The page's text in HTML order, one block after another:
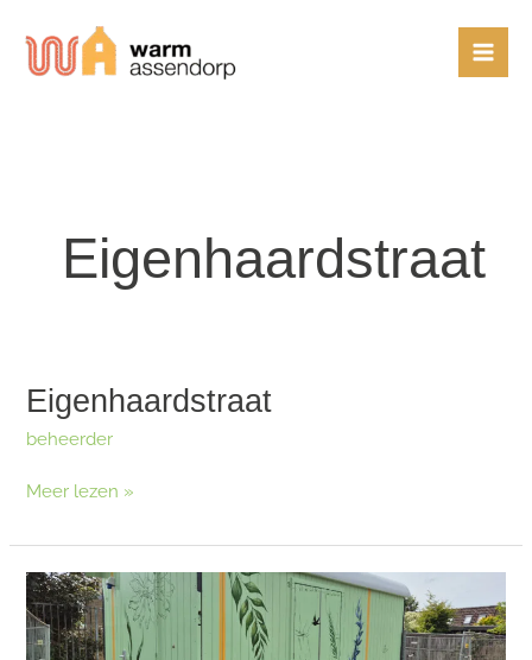
naar
Eigenhaardstraat
Eigenhaardstraat
beheerder
Eigenhaardstraat
Meer lezen »